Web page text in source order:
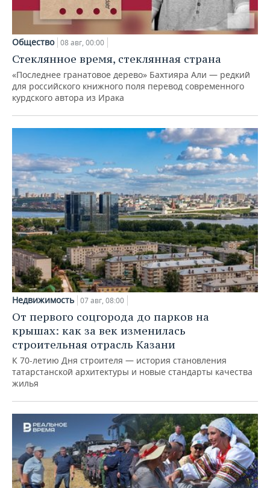
Общество 08 авг, 00:00
Стеклянное время, стеклянная страна
«Последнее гранатовое дерево» Бахтияра Али — редкий
для российского книжного поля перевод современного
курдского автора из Ирака
Недвижимость 07 авг, 08:00
От первого соцгорода до парков на
крышах: как за век изменилась
строительная отрасль Казани
К 70-летию Дня строителя — история становления
татарстанской архитектуры и новые стандарты качества
жилья